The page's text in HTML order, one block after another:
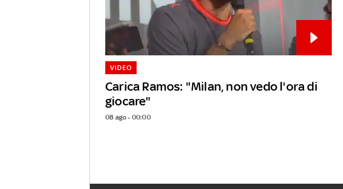
Carica Ramos: "Milan, non vedo l'ora di
giocare"
VIDEO
08 ago - 00:00